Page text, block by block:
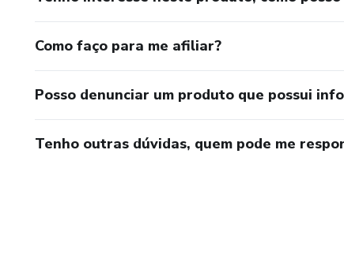
Uma regra simples e
50% para necessidades
Como faço para me afiliar?
Posso denunciar um produto que possui
Tenho outras dúvidas, quem pode me